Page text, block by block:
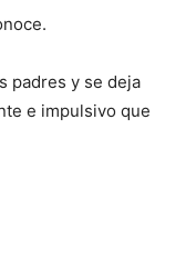
padres y se deja
e impulsivo que